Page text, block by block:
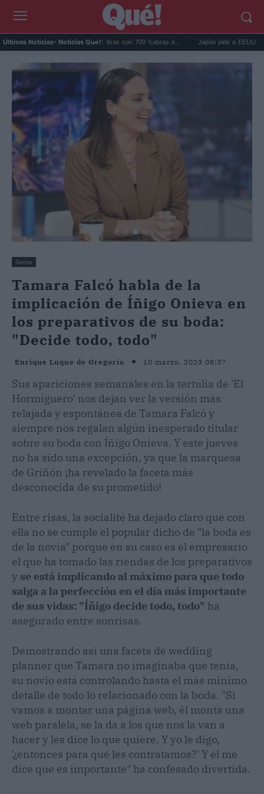
Últimas Noticias- Noticias Que!:
eliminó 140.000 cabras con 700 'cabras e... Japón pide a EEUU que deje
Gente
Tamara Falcó habla de la
implicación de Íñigo Onieva en
los preparativos de su boda:
"Decide todo, todo"
Enrique Luque de Gregorio 10 marzo, 2023 08:37
Sus apariciones semanales en la tertulia de 'El
Hormiguero' nos dejan ver la versión más
relajada y espontánea de Tamara Falcó y
siempre nos regalan algún inesperado titular
sobre su boda con Íñigo Onieva. Y este jueves
no ha sido una excepción, ya que la marquesa
de Griñón ¡ha revelado la faceta más
desconocida de su prometido!
Entre risas, la socialité ha dejado claro que con
ella no se cumple el popular dicho de "la boda es
de la novia" porque en su caso es el empresario
el que ha tomado las riendas de los preparativos
y se está implicando al máximo para que todo
salga a la perfección en el día más importante
de sus vidas: "Íñigo decide todo, todo" ha
asegurado entre sonrisas.
Demostrando así una faceta de wedding
planner que Tamara no imaginaba que tenía,
su novio está controlando hasta el más mínimo
detalle de todo lo relacionado con la boda. "Si
vamos a montar una página web, él monta una
web paralela, se la da a los que nos la van a
hacer y les dice lo que quiere. Y yo le digo,
'¿entonces para qué les contratamos?' Y él me
dice que es importante" ha confesado divertida.